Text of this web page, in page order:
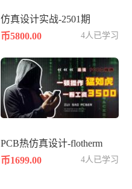
仿真设计实战-2501期
币5800.00
4人已学习
PCB热仿真设计-flotherm
币1699.00
4人已学习